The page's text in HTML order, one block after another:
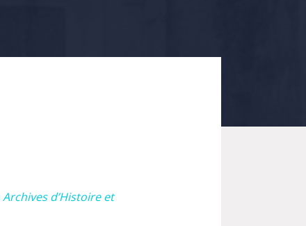
Archives d’Histoire et